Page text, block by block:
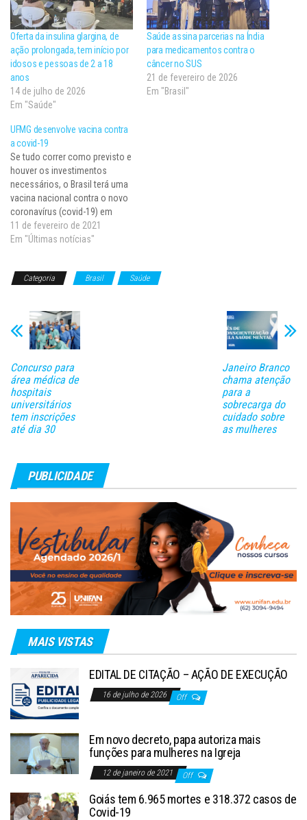
Oferta da insulina glargina, de
ação prolongada, tem início por
idosos e pessoas de 2 a 18
anos
14 de julho de 2026
Em "Saúde"
Saúde assina parcerias na Índia
para medicamentos contra o
câncer no SUS
21 de fevereiro de 2026
Em "Brasil"
UFMG desenvolve vacina contra
a covid-19
Se tudo correr como previsto e
houver os investimentos
necessários, o Brasil terá uma
vacina nacional contra o novo
coronavírus (covid-19) em
2022. O primeiro imunizante
nacional contra a covid-19 está
Vacinas (CT-Vacinas) da
outros…
11 de fevereiro de 2021
Em "Últimas notícias"
Categoria Brasil Saúde
Concurso para
área médica de
hospitais
universitários
tem inscrições
até dia 30
Janeiro Branco
chama atenção
para a
sobrecarga do
cuidado sobre
as mulheres
PUBLICIDADE
MAIS VISTAS
EDITAL DE CITAÇÃO – AÇÃO DE EXECUÇÃO
16 de julho de 2026 Off
Em novo decreto, papa autoriza mais
funções para mulheres na Igreja
12 de janeiro de 2021 Off
Goiás tem 6.965 mortes e 318.372 casos de
Covid-19